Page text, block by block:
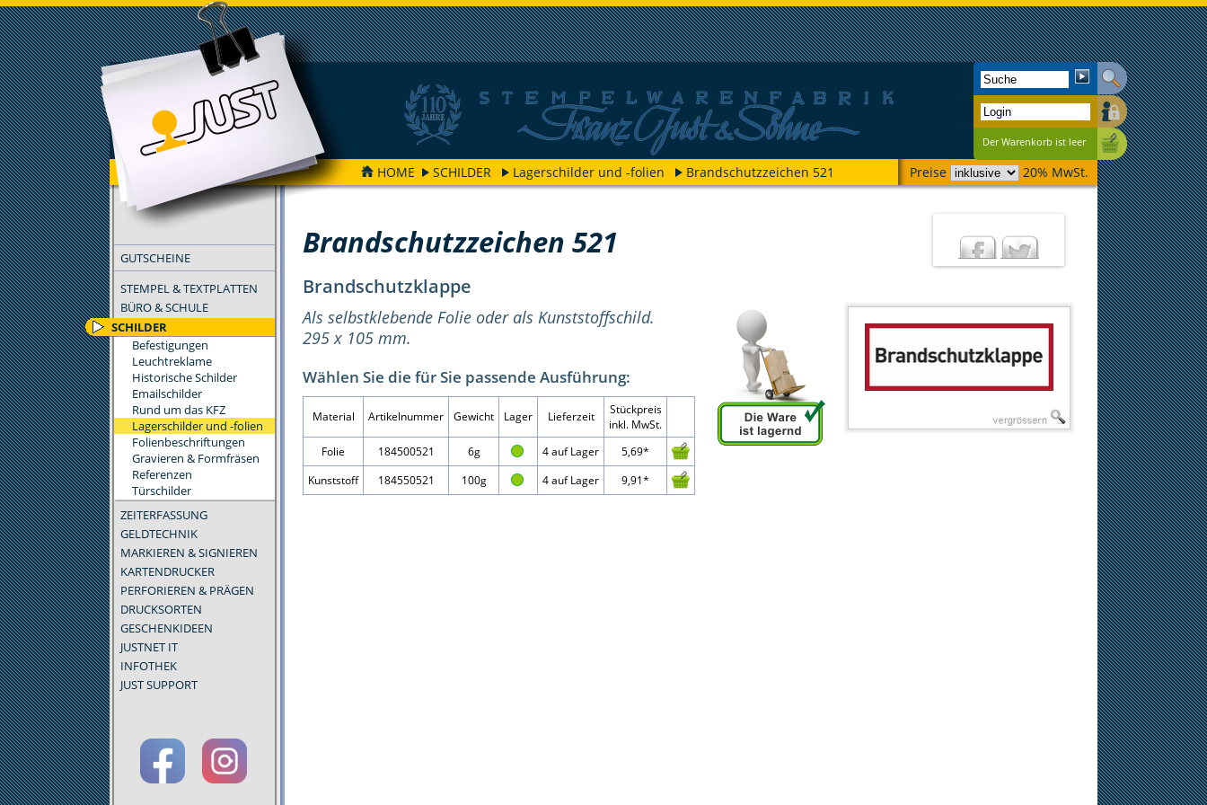
Der Warenkorb ist leer
Preise 20% MwSt.
HOME SCHILDER Lagerschilder und -folien Brandschutzzeichen 521
GUTSCHEINE
STEMPEL & TEXTPLATTEN
BÜRO & SCHULE
SCHILDER
Befestigungen
Leuchtreklame
Historische Schilder
Emailschilder
Rund um das KFZ
Lagerschilder und -folien
Folienbeschriftungen
Gravieren & Formfräsen
Referenzen
Türschilder
ZEITERFASSUNG
GELDTECHNIK
MARKIEREN & SIGNIEREN
KARTENDRUCKER
PERFORIEREN & PRÄGEN
DRUCKSORTEN
GESCHENKIDEEN
JUSTNET IT
INFOTHEK
JUST SUPPORT
FILTER
Brandschutzzeichen 521
Brandschutzklappe
Als selbstklebende Folie oder als Kunststoffschild.
295 x 105 mm.
Wählen Sie die für Sie passende Ausführung:
Material Artikelnummer Gewicht Lager Lieferzeit
Stückpreis
inkl. MwSt.
Folie
184500521 6g 4 auf Lager
5,69*
Kunststoff
184550521 100g 4 auf Lager 9,91*